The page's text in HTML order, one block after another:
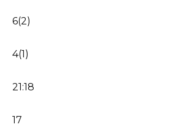
6(2)
4(1)
21:18
17